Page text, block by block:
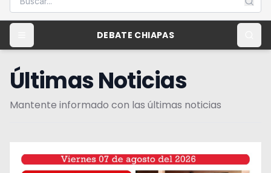
DEBATE CHIAPAS
Últimas Noticias
Mantente informado con las últimas noticias